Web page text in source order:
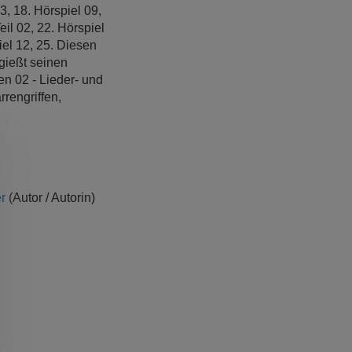
18. Hörspiel 09,
02, 22. Hörspiel
12, 25. Diesen
seinen
02 - Lieder- und
(Autor / Autorin)